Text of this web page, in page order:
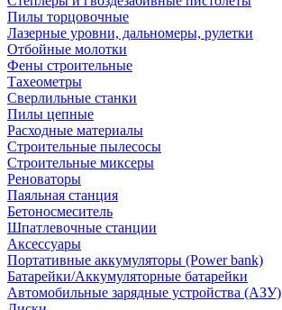
Пилы торцовочные
Лазерные уровни, дальномеры, рулетки
Отбойные молотки
Фены строительные
Тахеометры
Сверлильные станки
Пилы цепные
Расходные материалы
Строительные пылесосы
Строительные миксеры
Реноваторы
Паяльная станция
Бетоносмеситель
Шпатлевочные станции
Аксессуары
Портативные аккумуляторы (Power bank)
Батарейки/Аккумуляторные батарейки
Автомобильные зарядные устройства (АЗУ)